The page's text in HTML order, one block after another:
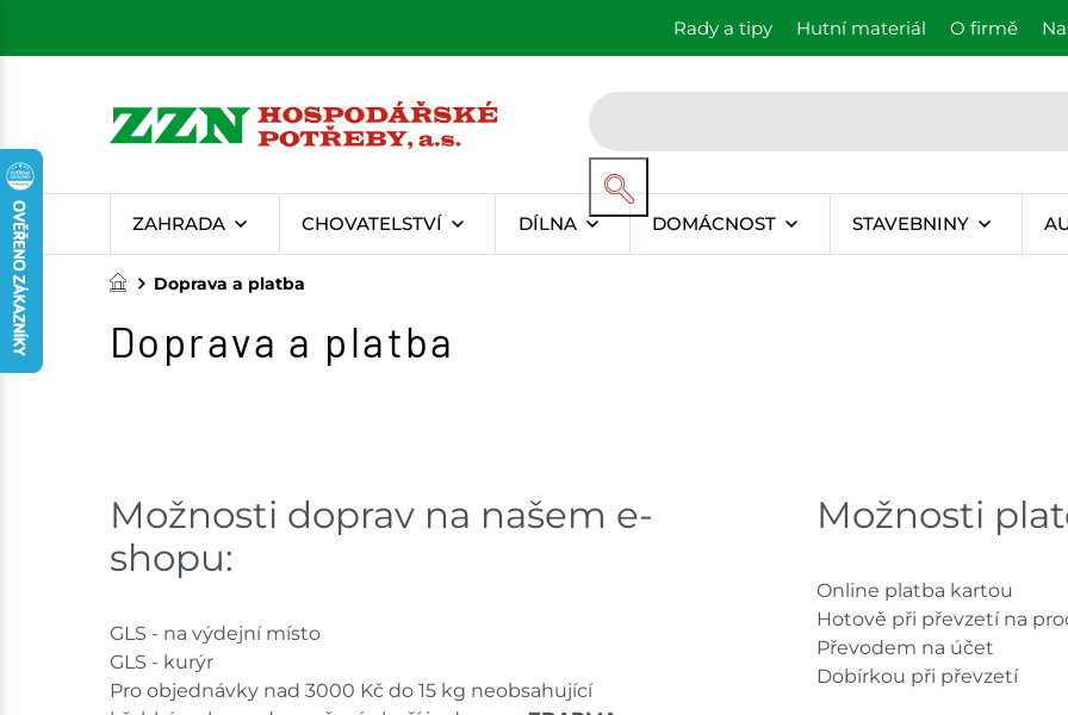
Rady a tipy Hutní materiál O firmě
ZAHRADA CHOVATELSTVÍ DÍLNA DOMÁCNOST STAVEBNINY
Doprava a platba
Doprava a platba
Možnosti doprav na našem e-
shopu:
GLS - na výdejní místo
GLS - kurýr
Pro objednávky nad 3000 Kč do 15 kg neobsahující
Možnosti
Online platba kartou
Hotově při převzetí na
Převodem na účet
Dobírkou při převzetí